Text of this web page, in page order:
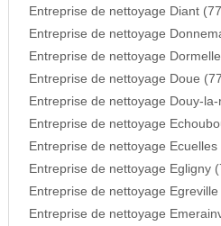
Entreprise de nettoyage Diant
Entreprise de nettoyage
Entreprise de nettoyage
Entreprise de nettoyage Doue
Entreprise de nettoyage Douy-
Entreprise de nettoyage
Entreprise de nettoyage Ecuelles
Entreprise de nettoyage Egligny
Entreprise de nettoyage
Entreprise de nettoyage